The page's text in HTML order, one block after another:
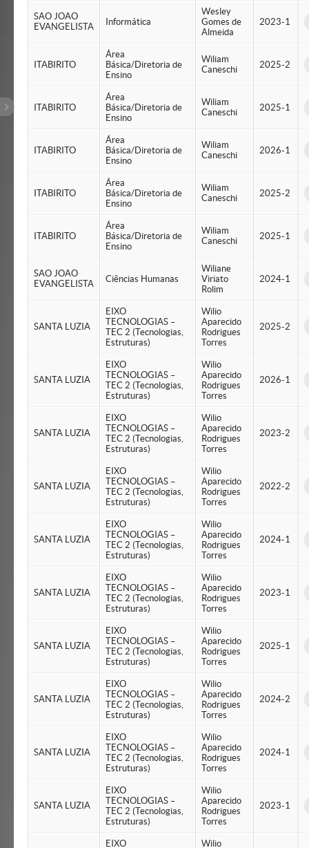
SAO JOAO
EVANGELISTA
Informática
Wesley
Gomes de
Almeida
2023-1
ITABIRITO
Área
Básica/Diretoria de
Ensino
Wiliam
Caneschi
2025-2
ITABIRITO
Área
Básica/Diretoria de
Ensino
Wiliam
Caneschi
2025-1
ITABIRITO
Área
Básica/Diretoria de
Ensino
Wiliam
Caneschi
2026-1
ITABIRITO
Área
Básica/Diretoria de
Ensino
Wiliam
Caneschi
2025-2
ITABIRITO
Área
Básica/Diretoria de
Ensino
Wiliam
Caneschi
2025-1
SAO JOAO
EVANGELISTA
Ciências Humanas
Wiliane
Viriato
Rolim
2024-1
SANTA LUZIA
EIXO
TECNOLOGIAS –
TEC 2 (Tecnologias,
Estruturas)
Wilio
Aparecido
Rodrigues
Torres
2025-2
SANTA LUZIA
EIXO
TECNOLOGIAS –
TEC 2 (Tecnologias,
Estruturas)
Wilio
Aparecido
Rodrigues
Torres
2026-1
SANTA LUZIA
EIXO
TECNOLOGIAS –
TEC 2 (Tecnologias,
Estruturas)
Wilio
Aparecido
Rodrigues
Torres
2023-2
SANTA LUZIA
EIXO
TECNOLOGIAS –
TEC 2 (Tecnologias,
Estruturas)
Wilio
Aparecido
Rodrigues
Torres
2022-2
SANTA LUZIA
EIXO
TECNOLOGIAS –
TEC 2 (Tecnologias,
Estruturas)
Wilio
Aparecido
Rodrigues
Torres
2024-1
SANTA LUZIA
EIXO
TECNOLOGIAS –
TEC 2 (Tecnologias,
Estruturas)
Wilio
Aparecido
Rodrigues
Torres
2023-1
SANTA LUZIA
EIXO
TECNOLOGIAS –
TEC 2 (Tecnologias,
Estruturas)
Wilio
Aparecido
Rodrigues
Torres
2025-1
SANTA LUZIA
EIXO
TECNOLOGIAS –
TEC 2 (Tecnologias,
Estruturas)
Wilio
Aparecido
Rodrigues
Torres
2024-2
SANTA LUZIA
EIXO
TECNOLOGIAS –
TEC 2 (Tecnologias,
Estruturas)
Wilio
Aparecido
Rodrigues
Torres
2024-1
SANTA LUZIA
EIXO
TECNOLOGIAS –
TEC 2 (Tecnologias,
Estruturas)
Wilio
Aparecido
Rodrigues
Torres
2023-1
EIXO Wilio